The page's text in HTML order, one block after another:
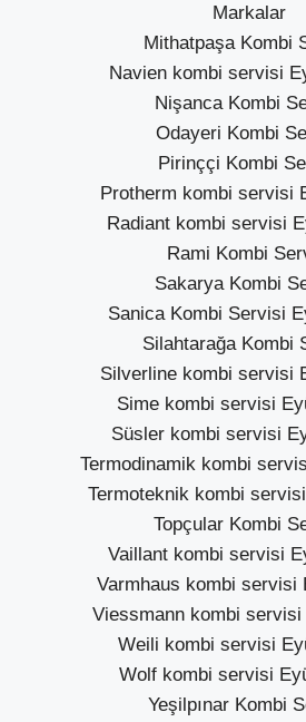
Markalar
Mithatpaşa Kombi
Navien kombi servisi
Nişanca Kombi
Odayeri Kombi
Pirinççi Kombi
Protherm kombi servisi
Radiant kombi servisi
Rami Kombi
Sakarya Kombi
Sanica Kombi Servisi
Silahtarağa Kombi
Silverline kombi servisi
Sime kombi servisi
Süsler kombi servisi
Termodinamik kombi
Termoteknik kombi
Topçular Kombi
Vaillant kombi servisi
Varmhaus kombi servisi
Viessmann kombi servisi
Weili kombi servisi
Wolf kombi servisi
Yeşilpınar Kombi